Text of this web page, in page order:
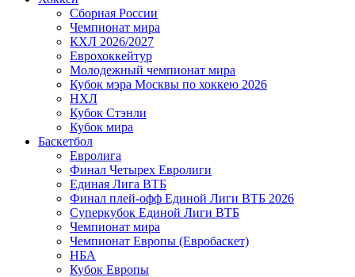
Сборная России
Чемпионат мира
КХЛ 2026/2027
Еврохоккейтур
Молодежный чемпионат мира
Кубок мэра Москвы по хоккею 2026
НХЛ
Кубок Стэнли
Кубок мира
Баскетбол
Евролига
Финал Четырех Евролиги
Единая Лига ВТБ
Финал плей-офф Единой Лиги ВТБ 2026
Суперкубок Единой Лиги ВТБ
Чемпионат мира
Чемпионат Европы (Евробаскет)
НБА
Кубок Европы